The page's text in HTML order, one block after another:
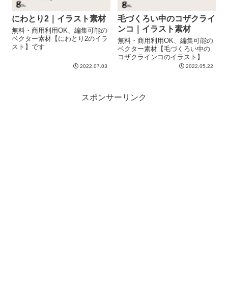
にわとり2｜イラスト素材
無料・商用利用OK、編集可能の
ベクター素材【にわとり2のイラ
スト】です
2022.07.03
毛づくろい中のコザクライ
ンコ｜イラスト素材
無料・商用利用OK、編集可能の
ベクター素材【毛づくろい中の
コザクラインコのイラスト】で
2022.05.22
スポンサーリンク